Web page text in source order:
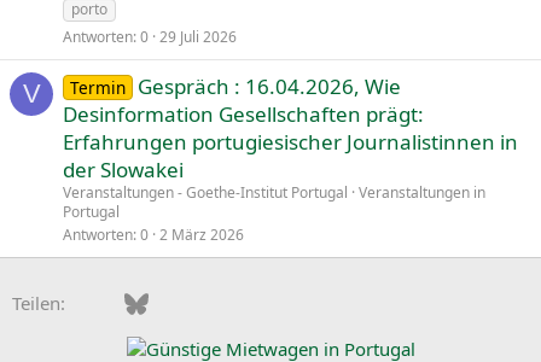
porto
Antworten 0 29 Juli 2026
V Termin Gespräch : 16.04.2026, Wie
Desinformation Gesellschaften prägt:
Erfahrungen portugiesischer Journalistinnen in
der Slowakei
Veranstaltungen - Goethe-Institut Portugal Veranstaltungen in
Portugal
Antworten 0 2 März 2026
Teilen: FacebookBluesky